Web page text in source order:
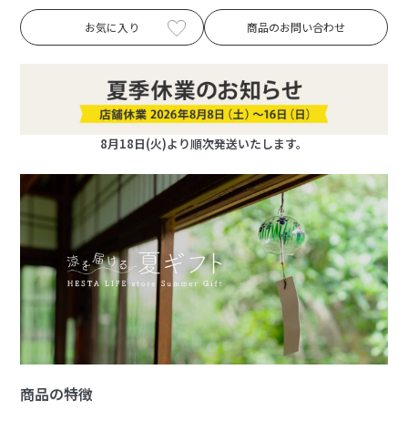
お気に入り 商品のお問い合わせ
8月18日(火)より順次発送いたします。
商品の特徴